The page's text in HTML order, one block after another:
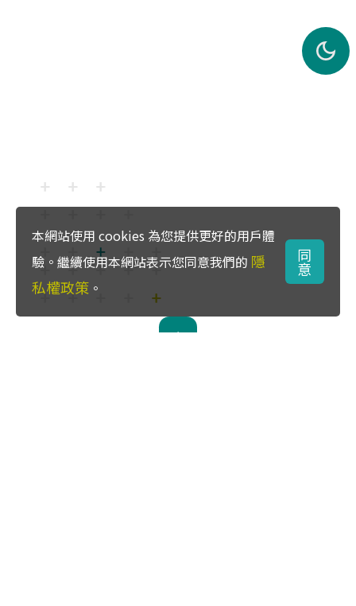
本網站使用 cookies 為您提供更好的用戶體
驗。繼續使用本網站表示您同意我們的 隱
私權政策 。
同
意